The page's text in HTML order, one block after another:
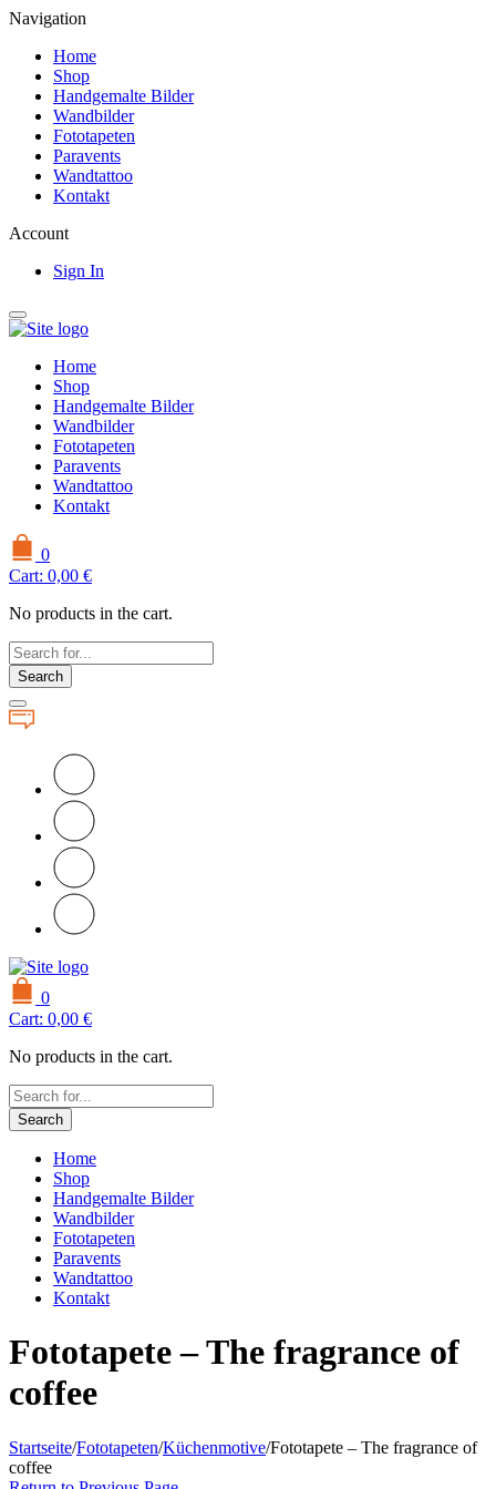
Navigation
Home
Shop
Handgemalte Bilder
Wandbilder
Fototapeten
Paravents
Wandtattoo
Kontakt
Account
Sign In
Home
Shop
Handgemalte Bilder
Wandbilder
Fototapeten
Paravents
Wandtattoo
Kontakt
0
Cart: 0,00 €
No products in the cart.
Search
0
Cart: 0,00 €
No products in the cart.
Search
Home
Shop
Handgemalte Bilder
Wandbilder
Fototapeten
Paravents
Wandtattoo
Kontakt
Fototapete – The fragrance of
coffee
Startseite/Fototapeten/Küchenmotive/Fototapete – The fragrance of
coffee